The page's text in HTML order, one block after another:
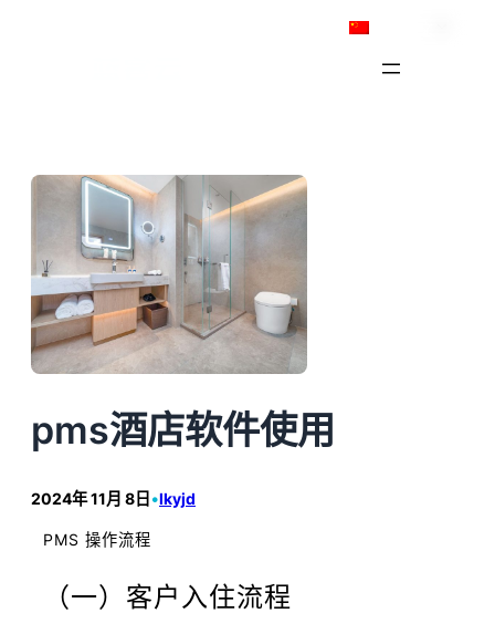
pms酒店软件使用
2024年 11月 8日 •lkyjd
PMS 操作流程
（一）客户入住流程